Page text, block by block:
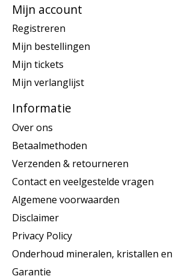
Mijn account
Registreren
Mijn bestellingen
Mijn tickets
Mijn verlanglijst
Informatie
Over ons
Betaalmethoden
Verzenden & retourneren
Contact en veelgestelde vragen
Algemene voorwaarden
Disclaimer
Privacy Policy
Onderhoud mineralen, kristallen
Garantie